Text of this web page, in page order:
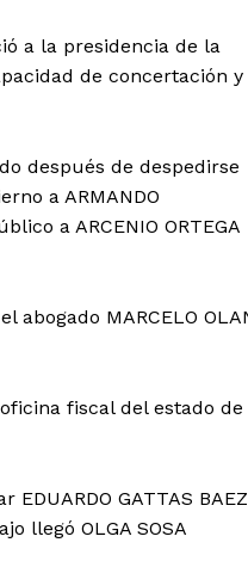
a la presidencia de la
de concertación y
después de despedirse
a ARMANDO
a ARCENIO ORTEGA
abogado MARCELO
fiscal del estado de
GATTAS BAEZ
llegó OLGA SOSA